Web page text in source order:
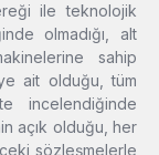
ile teknolojik
olmadığı, alt
sahip
ait olduğu, tüm
incelendiğinde
açık olduğu, her
sözleşmelerle